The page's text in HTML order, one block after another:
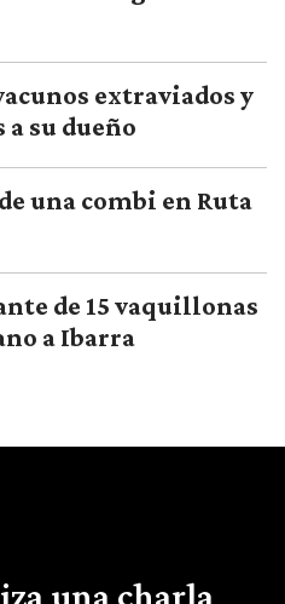
extraviados y
su dueño
una combi en Ruta
de 15 vaquillonas
a Ibarra
una charla